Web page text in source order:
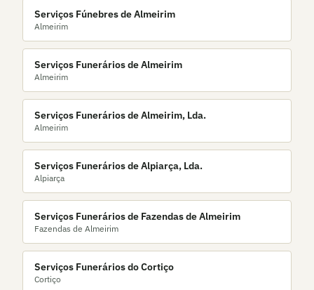
Serviços Fúnebres de Almeirim
Almeirim
Serviços Funerários de Almeirim
Almeirim
Serviços Funerários de Almeirim, Lda.
Almeirim
Serviços Funerários de Alpiarça, Lda.
Alpiarça
Serviços Funerários de Fazendas de Almeirim
Fazendas de Almeirim
Serviços Funerários do Cortiço
Cortiço